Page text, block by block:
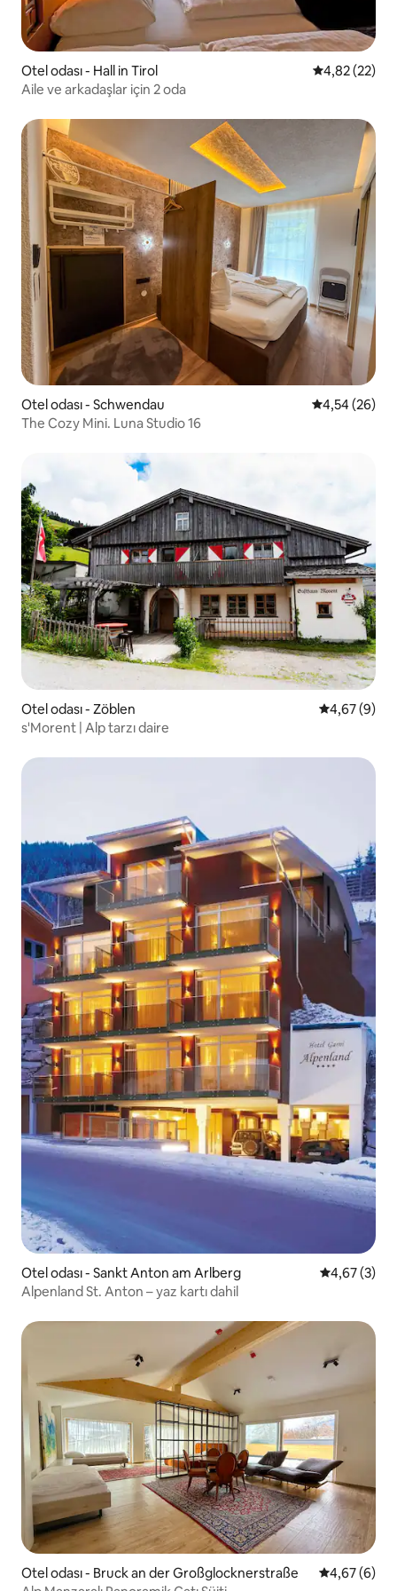
Otel odası - Hall in Tirol 5 üzerinden
4,82 (22)
Aile ve arkadaşlar için 2 oda
Otel odası - Schwendau 5 üzerinden
4,54 (26)
The Cozy Mini. Luna Studio 16
Otel odası - Zöblen 5 üzerinden
4,67 (9)
s'Morent | Alp tarzı daire
Otel odası - Sankt Anton am Arlberg 5 üzerinden
4,67 (3)
Alpenland St. Anton – yaz kartı dahil
Otel odası - Bruck an der Großglocknerstraße 5 üzerinden
4,67 (6)